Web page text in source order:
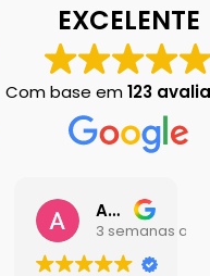
EXCELENTE
Com base em123
Ana Buttini
3 semanas